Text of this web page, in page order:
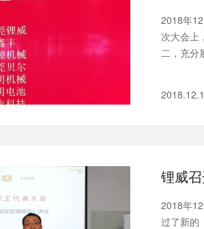
2018年
次大会上
二，充分
锂威
2018年
过了新的